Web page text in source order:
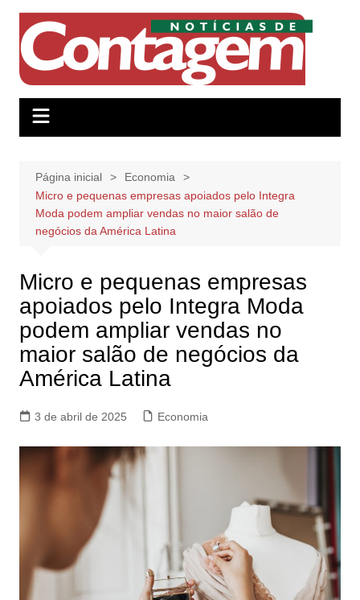
conteúdo
Página inicial
Economia
Micro e pequenas empresas apoiados pelo Integra
Moda podem ampliar vendas no maior salão de
negócios da América Latina
Micro e pequenas empresas
apoiados pelo Integra Moda
podem ampliar vendas no
maior salão de negócios da
América Latina
3 de abril de 2025 Economia